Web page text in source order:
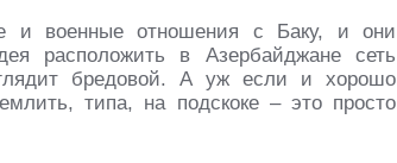
и военные отношения с Баку, и они
расположить в Азербайджане сеть
бредовой. А уж если и хорошо
типа, на подскоке – это просто